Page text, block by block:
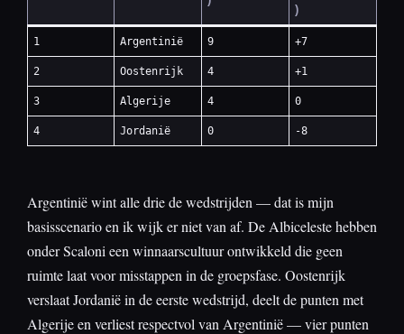
)
1 Argentinië 9 +7
2 Oostenrijk 4 +1
3 Algerije 4 0
4 Jordanië 0 -8
Argentinië wint alle drie de wedstrijden — dat is mijn
basisscenario en ik wijk er niet van af. De Albiceleste hebben
onder Scaloni een winnaarscultuur ontwikkeld die geen
ruimte laat voor misstappen in de groepsfase. Oostenrijk
verslaat Jordanië in de eerste wedstrijd, deelt de punten met
Algerije en verliest respectvol van Argentinië — vier punten